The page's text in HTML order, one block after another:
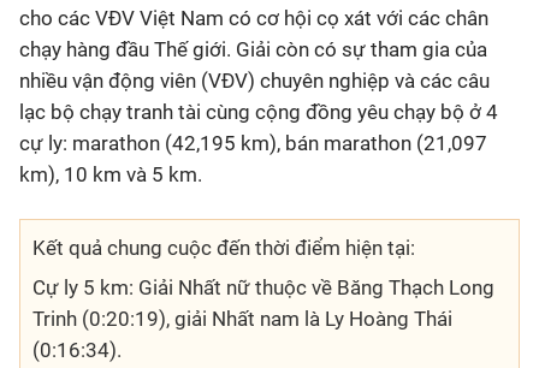
cho các VĐV Việt Nam có cơ hội cọ xát với các chân
chạy hàng đầu Thế giới. Giải còn có sự tham gia của
nhiều vận động viên (VĐV) chuyên nghiệp và các câu
lạc bộ chạy tranh tài cùng cộng đồng yêu chạy bộ ở 4
cự ly: marathon (42,195 km), bán marathon (21,097
km), 10 km và 5 km.
Kết quả chung cuộc đến thời điểm hiện tại:
Cự ly 5 km: Giải Nhất nữ thuộc về Băng Thạch Long
Trinh (0:20:19), giải Nhất nam là Ly Hoàng Thái
(0:16:34).